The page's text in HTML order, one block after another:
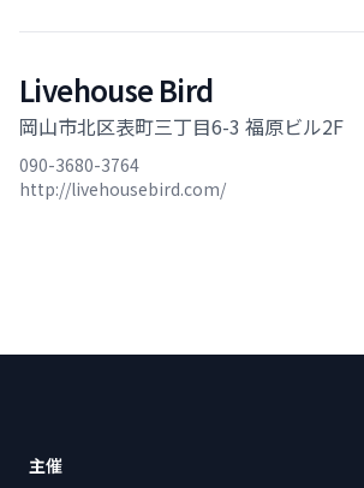
Livehouse Bird
岡山市北区表町三丁目6-3 福原ビル2F
090-3680-3764
http://livehousebird.com/
主催